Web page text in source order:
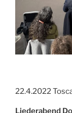
22.4.2022
Liederabend